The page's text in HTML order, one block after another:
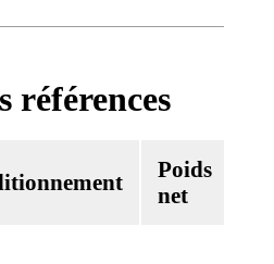
références
Poids
net